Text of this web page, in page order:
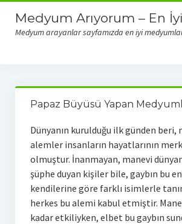
Medyum Arıyorum – En
Medyum arayanlar sayfamızda en iyi
Gerçek Medyumlar & Dolandırıcı Medyumlar
Papaz Büyüsü Yapan
Dünyanın kurulduğu ilk günden beri,
alemler insanların hayatlarının
olmuştur. İnanmayan, manevi
şüphe duyan kişiler bile, gaybın bu
kendilerine göre farklı isimlerle
herkes bu alemi kabul etmiştir.
kadar etkiliyken, elbet bu gaybın